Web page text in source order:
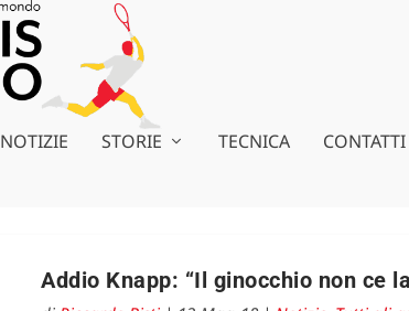
NOTIZIE STORIE TECNICA CONTATTI
Addio Knapp: “Il ginocchio non ce